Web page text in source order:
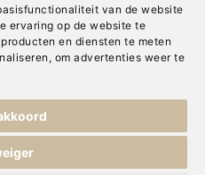
van de website
ervaring op de website te
en diensten te meten
, om advertenties weer te